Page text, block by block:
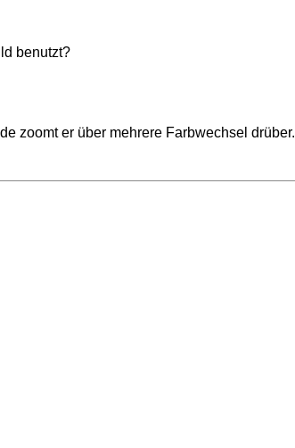
benutzt?
zoomt er über mehrere Farbwechsel drüber.